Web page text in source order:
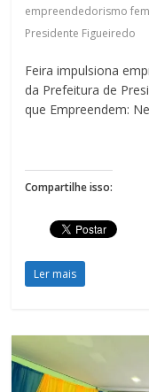
empreendedorismo
Presidente Figueiredo
Feira impulsiona
da Prefeitura de
que Empreendem:
Compartilhe isso:
Ler mais